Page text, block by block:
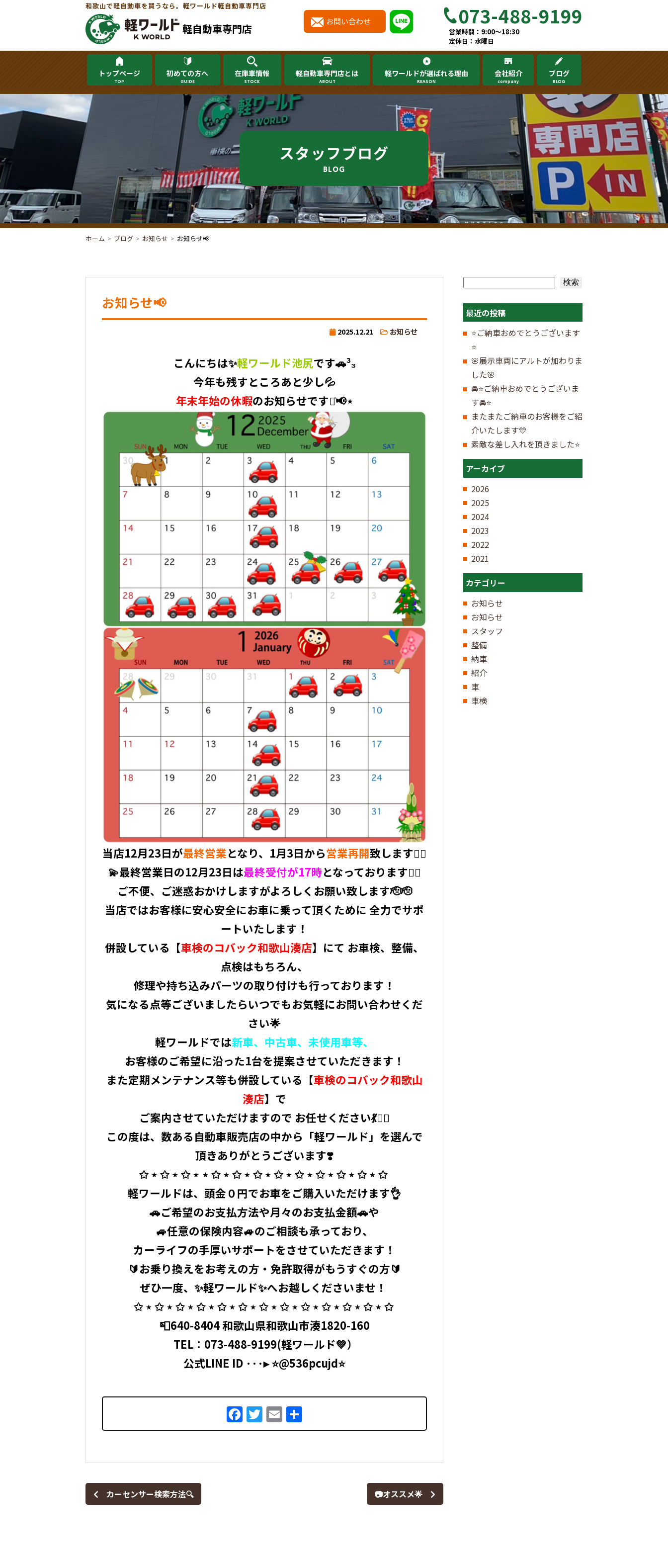
和歌山で軽自動車を買うなら。軽ワールド軽自動車専門店
軽自動車専門店
お問い合わせ 073-488-9199
営業時間：9:00～18:30
定休日：水曜日
トップページ
TOP
初めての方へ
GUIDE
在庫車情報
STOCK
軽自動車専門店とは
ABOUT
軽ワールドが選ばれる理由
REASON
会社紹介
company
ブログ
BLOG
スタッフブログ
BLOG
ホーム ブログ お知らせ お知らせ📢
お知らせ📢
2025.12.21 お知らせ
こんにちは✨軽ワールド池尻です🚗³₃
今年も残すところあと少し💦
年末年始の休暇のお知らせです⋆͛📢⋆
当店12月23日が最終営業となり、1月3日から営業再開致します🙇‍♀️
💫最終営業日の12月23日は最終受付が17時となっております🙇‍♀️
ご不便、ご迷惑おかけしますがよろしくお願い致します🫡🫡
当店ではお客様に安心安全にお車に乗って頂くために 全力でサポ
ートいたします！
併設している【車検のコバック和歌山湊店】にて お車検、整備、
点検はもちろん、
修理や持ち込みパーツの取り付けも行っております！
気になる点等ございましたらいつでもお気軽にお問い合わせくだ
さい🌟
軽ワールドでは新車、中古車、未使用車等、
お客様のご希望に沿った1台を提案させていただきます！
また定期メンテナンス等も併設している【車検のコバック和歌山
湊店】で
ご案内させていただけますので お任せください💃🧞‍♂️
この度は、数ある自動車販売店の中から「軽ワールド」を選んで
頂きありがとうございます❣️
✩ ⋆ ✩ ⋆ ✩ ⋆ ⋆ ✩ ⋆ ✩ ⋆ ✩ ⋆ ✩ ⋆ ✩ ⋆ ✩ ⋆ ✩ ⋆ ✩ ⋆ ✩ ⁡
軽ワールドは、頭金０円でお車をご購入いただけます👌
🚗ご希望のお支払方法や月々のお支払金額🚗や
🚙任意の保険内容🚙のご相談も承っており、
カーライフの手厚いサポートをさせていただきます！
🔰お乗り換えをお考えの方・免許取得がもうすぐの方🔰
ぜひ一度、✨軽ワールド✨へお越しくださいませ！ ⁡
✩ ⋆ ✩ ⋆ ✩ ⋆ ✩ ⋆ ✩ ⋆ ✩ ⋆ ✩ ⋆ ✩ ⋆ ✩ ⋆ ✩ ⋆ ✩ ⋆ ✩ ⋆ ✩ ⁡
📮640-8404 和歌山県和歌山市湊1820-160
⁡ TEL： 073-488-9199(軽ワールド💚）
公式LINE ID ···▸ ⭐️@536pcujd⭐️
Facebook
Twitter
Email
有
カーセンサー検索方法🔍 📷オススメ🌟
検索
最近の投稿
⭐ご納車おめでとうございます
⭐
🌸展示車両にアルトが加わりま
した🌸
🚘⭐ご納車おめでとうございま
す🚘⭐
またまたご納車のお客様をご紹
介いたします💛
素敵な差し入れを頂きました⭐
アーカイブ
2026
2025
2024
2023
2022
2021
カテゴリー
お知らせ
お知らせ
スタッフ
整備
納車
紹介
車
車検